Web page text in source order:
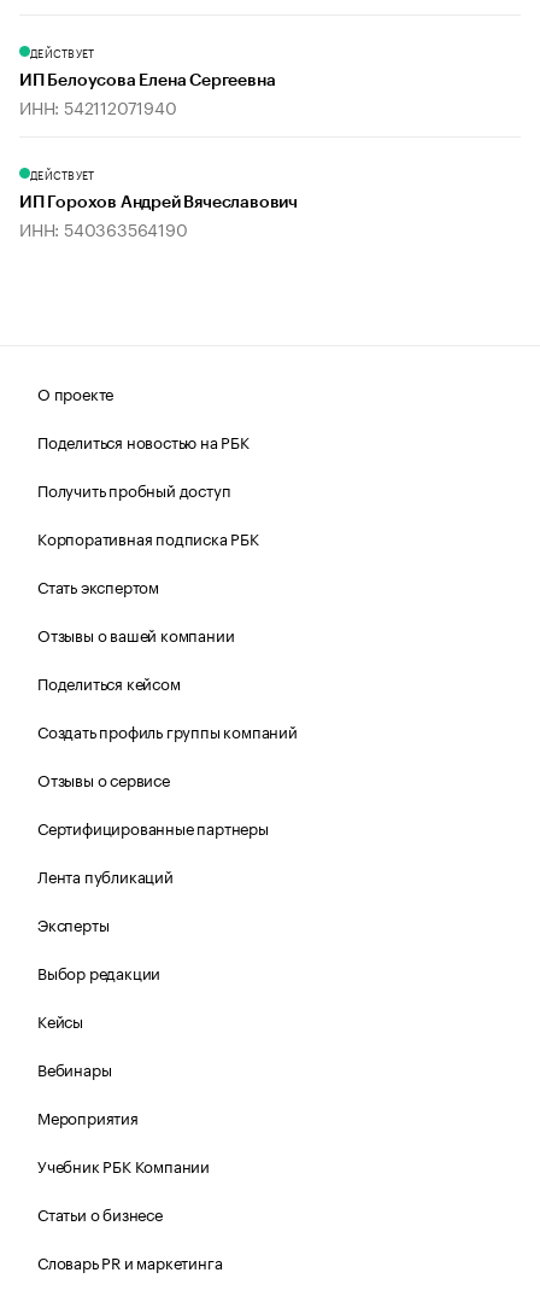
ДЕЙСТВУЕТ
ИП Белоусова Елена Сергеевна
ИНН: 542112071940
ДЕЙСТВУЕТ
ИП Горохов Андрей Вячеславович
ИНН: 540363564190
О проекте
Поделиться новостью на РБК
Получить пробный доступ
Корпоративная подписка РБК
Стать экспертом
Отзывы о вашей компании
Поделиться кейсом
Создать профиль группы компаний
Отзывы о сервисе
Сертифицированные партнеры
Лента публикаций
Эксперты
Выбор редакции
Кейсы
Вебинары
Мероприятия
Учебник РБК Компании
Статьи о бизнесе
Словарь PR и маркетинга